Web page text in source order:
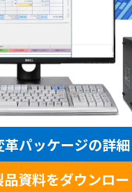
革パッケージの詳細
品資料をダウンロ